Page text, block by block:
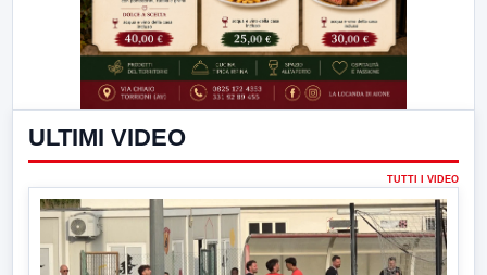
ULTIMI VIDEO
TUTTI I VIDEO